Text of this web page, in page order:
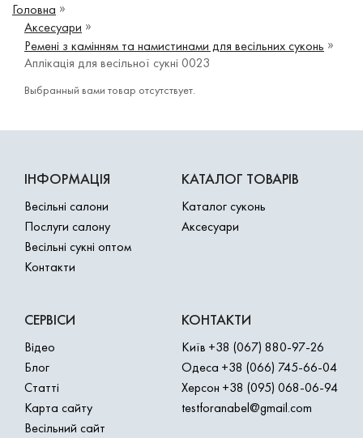
Головна
Аксесуари
Ремені з камінням та намистинами для весільних суконь
Аплікація для весільної сукні 0023
Выбранный вами товар отсутствует.
ІНФОРМАЦІЯ
Весільні салони
Послуги салону
Весільні сукні оптом
Контакти
КАТАЛОГ ТОВАРІВ
Каталог суконь
Аксесуари
СЕРВІСИ
Відео
Блог
Статті
Карта сайту
Весільний сайт
КОНТАКТИ
Київ +38 (067) 880-97-26
Одеса +38 (066) 745-66-04
Херсон +38 (095) 068-06-94
testforanabel@gmail.com